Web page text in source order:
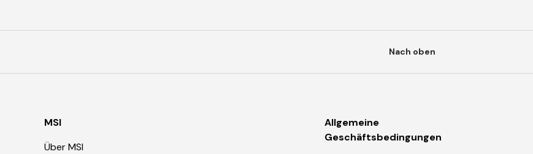
Nach oben
MSI
Über MSI
Allgemeine
Geschäftsbedingungen